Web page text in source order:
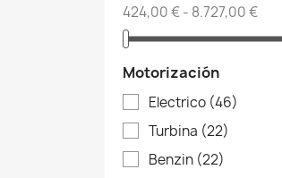
424,00 € - 8.727,00 €
Motorización
Electrico (46)
Turbina (22)
Benzin (22)